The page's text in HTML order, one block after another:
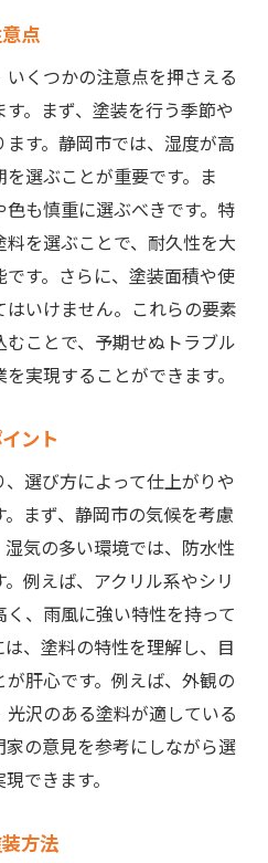
で押さえるべき点
な時間割の作り方
選びのポイント
備の重要性とは
候を考慮した準備
全対策の徹底
準備の成功例
ための静岡市ガイド
に必要な資格
しのポイント
考慮した準備
塗装のテクニック
ある失敗と対策
点
くつかの注意点を押さえる
。まず、塗装を行う季節や
す。静岡市では、湿度が高
選ぶことが重要です。ま
も慎重に選ぶべきです。特
を選ぶことで、耐久性を大
す。さらに、塗装面積や使
いけません。これらの要素
ことで、予期せぬトラブル
実現することができます。
ント
選び方によって仕上がりや
まず、静岡市の気候を考慮
気の多い環境では、防水性
例えば、アクリル系やシリ
、雨風に強い特性を持って
、塗料の特性を理解し、目
肝心です。例えば、外観の
沢のある塗料が適している
の意見を参考にしながら選
できます。
方法